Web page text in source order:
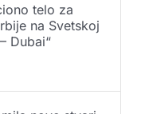
telo za
na Svetskoj
Dubai“